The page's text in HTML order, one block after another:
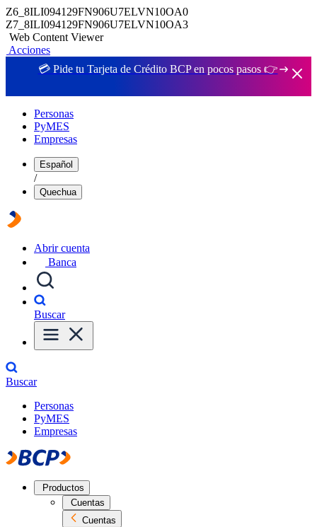
Z6_8ILI094129FN906U7ELVN10OA0
Z7_8ILI094129FN906U7ELVN10OA3
Web Content Viewer
Acciones
💳 Pide tu Tarjeta de Crédito BCP en pocos pasos 👉
Personas
PyMES
Empresas
Español
/
Quechua
Abrir cuenta
Banca
Buscar
Buscar
Personas
PyMES
Empresas
Productos
Cuentas
Cuentas